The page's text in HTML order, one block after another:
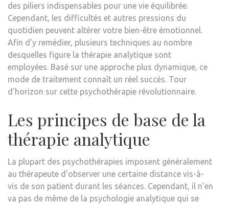
des piliers indispensables pour une vie équilibrée.
Cependant, les difficultés et autres pressions du
quotidien peuvent altérer votre bien-être émotionnel.
Afin d’y remédier, plusieurs techniques au nombre
desquelles figure la thérapie analytique sont
employées. Basé sur une approche plus dynamique, ce
mode de traitement connaît un réel succès. Tour
d’horizon sur cette psychothérapie révolutionnaire.
Les principes de base de la
thérapie analytique
La plupart des psychothérapies imposent généralement
au thérapeute d’observer une certaine distance vis-à-
vis de son patient durant les séances. Cependant, il n’en
va pas de même de la psychologie analytique qui se